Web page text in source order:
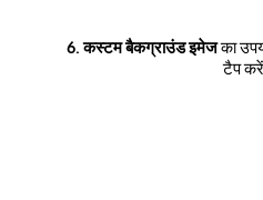
6. कस्टम बैकग्राउंड इमेजका
टैप